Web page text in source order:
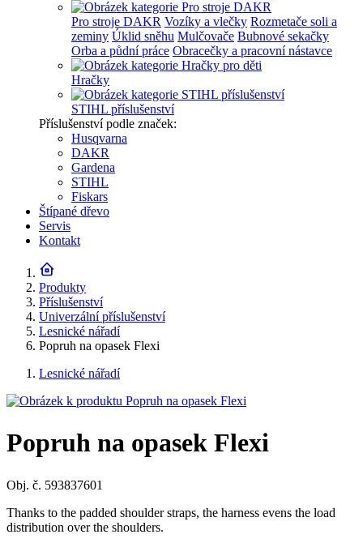
Pro stroje DAKR Vozíky a vlečky Rozmetače soli a
zeminy Úklid sněhu Mulčovače Bubnové sekačky
Orba a půdní práce Obracečky a pracovní nástavce
Hračky
STIHL příslušenství
Příslušenství podle značek:
Husqvarna
DAKR
Gardena
STIHL
Fiskars
Štípané dřevo
Servis
Kontakt
Produkty
Příslušenství
Univerzální příslušenství
Lesnické nářadí
Popruh na opasek Flexi
Lesnické nářadí
Popruh na opasek Flexi
Obj. č. 593837601
Thanks to the padded shoulder straps, the harness evens the load
distribution over the shoulders.